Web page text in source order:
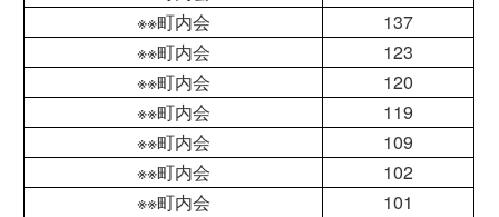
※※町内会
137
※※町内会
123
※※町内会
120
※※町内会
119
※※町内会
109
※※町内会
102
※※町内会
101